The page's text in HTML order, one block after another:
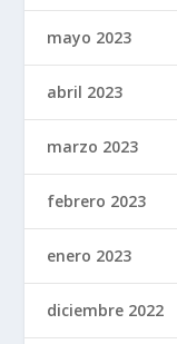
mayo 2023
abril 2023
marzo 2023
febrero 2023
enero 2023
diciembre 2022